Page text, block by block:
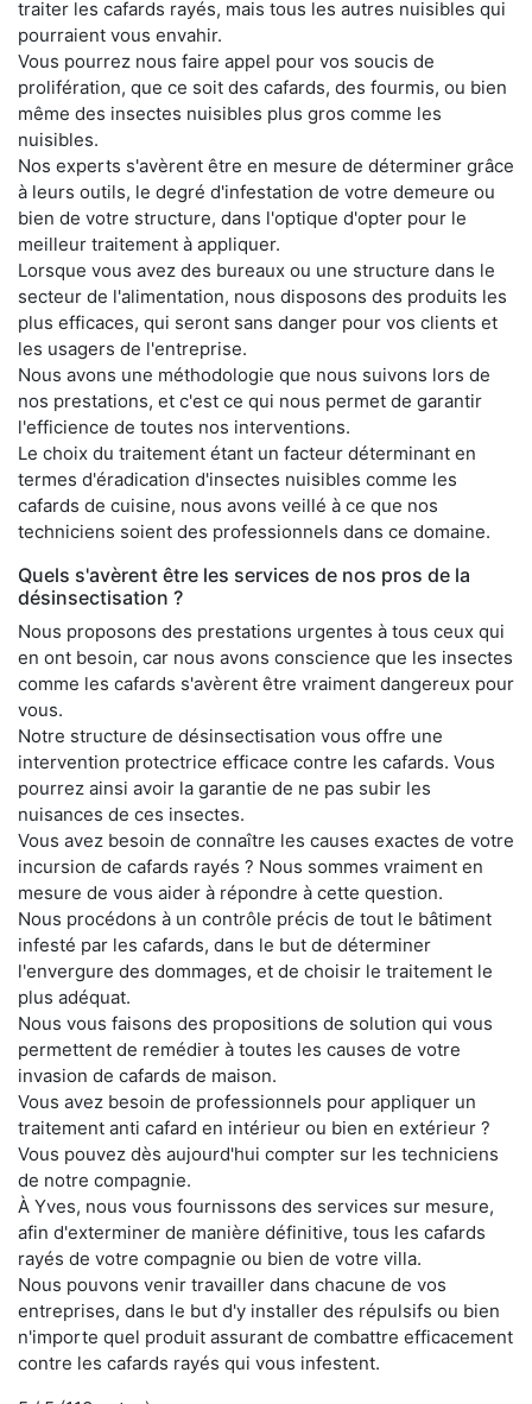
traiter les cafards rayés, mais tous les autres nuisibles qui
pourraient vous envahir.
Vous pourrez nous faire appel pour vos soucis de
prolifération, que ce soit des cafards, des fourmis, ou bien
même des insectes nuisibles plus gros comme les
nuisibles.
Nos experts s'avèrent être en mesure de déterminer grâce
à leurs outils, le degré d'infestation de votre demeure ou
bien de votre structure, dans l'optique d'opter pour le
meilleur traitement à appliquer.
Lorsque vous avez des bureaux ou une structure dans le
secteur de l'alimentation, nous disposons des produits les
plus efficaces, qui seront sans danger pour vos clients et
les usagers de l'entreprise.
Nous avons une méthodologie que nous suivons lors de
nos prestations, et c'est ce qui nous permet de garantir
l'efficience de toutes nos interventions.
Le choix du traitement étant un facteur déterminant en
termes d'éradication d'insectes nuisibles comme les
cafards de cuisine, nous avons veillé à ce que nos
techniciens soient des professionnels dans ce domaine.
Quels s'avèrent être les services de nos pros de la
désinsectisation ?
Nous proposons des prestations urgentes à tous ceux qui
en ont besoin, car nous avons conscience que les insectes
comme les cafards s'avèrent être vraiment dangereux pour
vous.
Notre structure de désinsectisation vous offre une
intervention protectrice efficace contre les cafards. Vous
pourrez ainsi avoir la garantie de ne pas subir les
nuisances de ces insectes.
Vous avez besoin de connaître les causes exactes de votre
incursion de cafards rayés ? Nous sommes vraiment en
mesure de vous aider à répondre à cette question.
Nous procédons à un contrôle précis de tout le bâtiment
infesté par les cafards, dans le but de déterminer
l'envergure des dommages, et de choisir le traitement le
plus adéquat.
Nous vous faisons des propositions de solution qui vous
permettent de remédier à toutes les causes de votre
invasion de cafards de maison.
Vous avez besoin de professionnels pour appliquer un
traitement anti cafard en intérieur ou bien en extérieur ?
Vous pouvez dès aujourd'hui compter sur les techniciens
de notre compagnie.
À Yves, nous vous fournissons des services sur mesure,
afin d'exterminer de manière définitive, tous les cafards
rayés de votre compagnie ou bien de votre villa.
Nous pouvons venir travailler dans chacune de vos
entreprises, dans le but d'y installer des répulsifs ou bien
n'importe quel produit assurant de combattre efficacement
contre les cafards rayés qui vous infestent.